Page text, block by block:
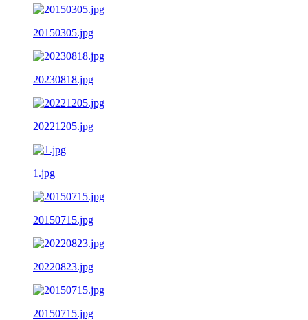
20150305.jpg
20230818.jpg
20221205.jpg
1.jpg
20150715.jpg
20220823.jpg
20150715.jpg